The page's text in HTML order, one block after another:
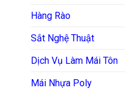
Hàng Rào
Sắt Nghệ Thuật
Dịch Vụ Làm Mái Tôn
Mái Nhựa Poly